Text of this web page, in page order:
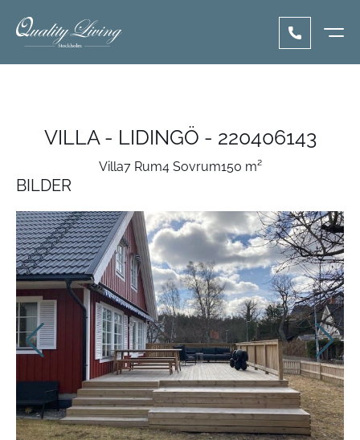
VILLA - LIDINGÖ - 220406143
Villa7 Rum4 Sovrum150 m²
BILDER